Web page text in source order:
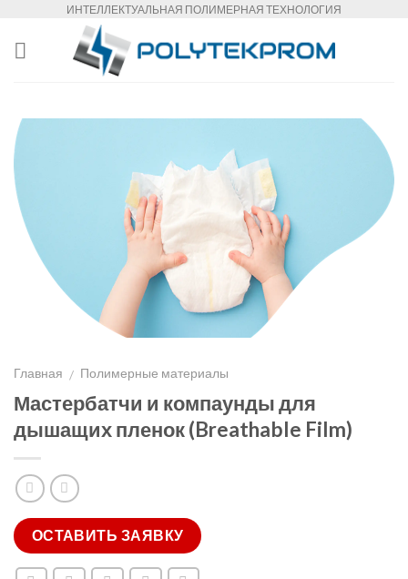
content
ИНТЕЛЛЕКТУАЛЬНАЯ ПОЛИМЕРНАЯ ТЕХНОЛОГИЯ
Главная / Полимерные материалы
Мастербатчи и компаунды для
дышащих пленок (Breathable Film)
ОСТАВИТЬ ЗАЯВКУ